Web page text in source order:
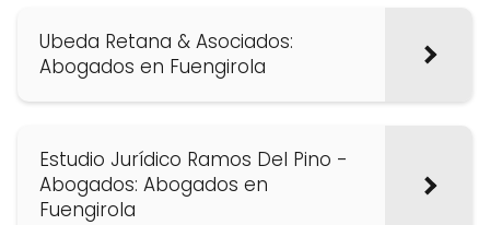
Ubeda Retana & Asociados:
Abogados en Fuengirola
Estudio Jurídico Ramos Del Pino -
Abogados: Abogados en
Fuengirola